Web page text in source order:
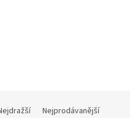
Nejprodávanější